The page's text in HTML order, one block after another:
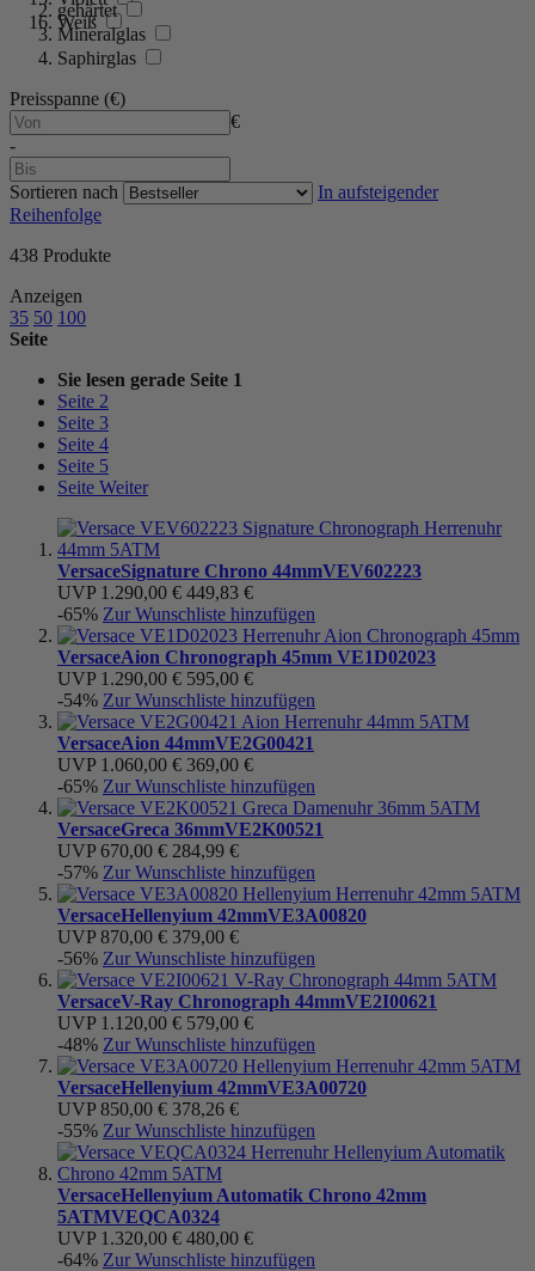
Weiß
gehärtet
Mineralglas
Saphirglas
Preisspanne (€)
€
-
Sortieren nach
In aufsteigender
Reihenfolge
438 Produkte
Anzeigen
35 50 100
Seite
Sie lesen gerade Seite 1
Seite 2
Seite 3
Seite 4
Seite 5
Seite Weiter
VersaceSignature Chrono 44mmVEV602223
UVP 1.290,00 € 449,83 €
-65% Zur Wunschliste hinzufügen
VersaceAion Chronograph 45mm VE1D02023
UVP 1.290,00 € 595,00 €
-54% Zur Wunschliste hinzufügen
VersaceAion 44mmVE2G00421
UVP 1.060,00 € 369,00 €
-65% Zur Wunschliste hinzufügen
VersaceGreca 36mmVE2K00521
UVP 670,00 € 284,99 €
-57% Zur Wunschliste hinzufügen
VersaceHellenyium 42mmVE3A00820
UVP 870,00 € 379,00 €
-56% Zur Wunschliste hinzufügen
VersaceV-Ray Chronograph 44mmVE2I00621
UVP 1.120,00 € 579,00 €
-48% Zur Wunschliste hinzufügen
VersaceHellenyium 42mmVE3A00720
UVP 850,00 € 378,26 €
-55% Zur Wunschliste hinzufügen
VersaceHellenyium Automatik Chrono 42mm
5ATMVEQCA0324
UVP 1.320,00 € 480,00 €
-64% Zur Wunschliste hinzufügen